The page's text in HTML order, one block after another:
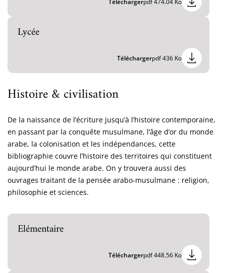
Lycée
Téléchargerpdf 436 Ko
Histoire & civilisation
De la naissance de l’écriture jusqu’à l’histoire contemporaine,
en passant par la conquête musulmane, l’âge d’or du monde
arabe, la colonisation et les indépendances, cette
bibliographie couvre l’histoire des territoires qui constituent
aujourd’hui le monde arabe. On y trouvera aussi des
ouvrages traitant de la pensée arabo-musulmane : religion,
philosophie et sciences.
Elémentaire
Téléchargerpdf 448.56 Ko